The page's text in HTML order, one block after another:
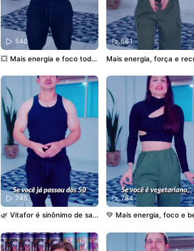
540
💥 Mais energia e foco todo
ify é o segredo pra quem qu
er vitalidade de verdade. M
as corre — o desconto acab
a hoje! ⚠️
#Nutrify
#vitamina
B #saúde #Foco
661
Mais energia, força e
💪 O Aminolift acelera a
uperação muscular,
cansaço e fortalece
e pele. Sem açúcar, glúten
ou lactose. 🚀 Peça o seu
m
💚#Aminolift #Vegano
ormance #Energia
ntos
745
🌿 Vitafor é sinônimo de saú
3 à imunidade, tudo pra voc
ê viver bem e com mais disp
784
💚 Mais energia, foco e
Nutrify! Suplementos
veganos e de alta